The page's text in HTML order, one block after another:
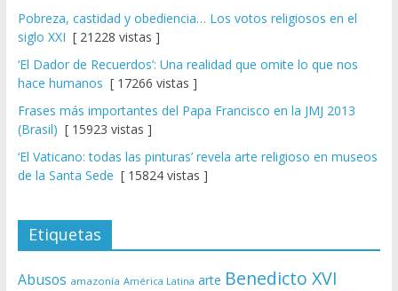
Pobreza, castidad y obediencia… Los votos religiosos en el
siglo XXI [ 21228 vistas ]
‘El Dador de Recuerdos’: Una realidad que omite lo que nos
hace humanos [ 17266 vistas ]
Frases más importantes del Papa Francisco en la JMJ 2013
(Brasil) [ 15923 vistas ]
‘El Vaticano: todas las pinturas’ revela arte religioso en museos
de la Santa Sede [ 15824 vistas ]
Etiquetas
Abusos amazonía América Latina arte Benedicto XVI